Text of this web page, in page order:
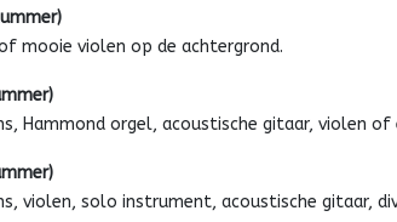
mooie violen op de achtergrond.
Hammond orgel, acoustische gitaar, violen
violen, solo instrument, acoustische gitaar,